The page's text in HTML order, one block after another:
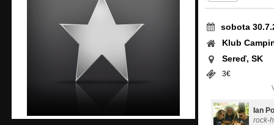
sobota
Klub
Sereď, SK
3€
Ian
rock-